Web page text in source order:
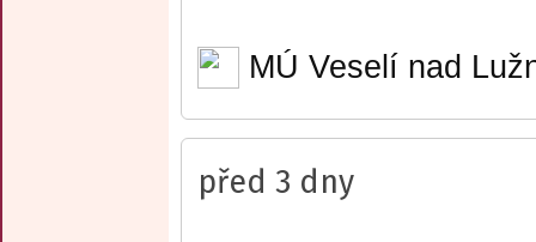
MÚ Veselí nad
před 3 dny